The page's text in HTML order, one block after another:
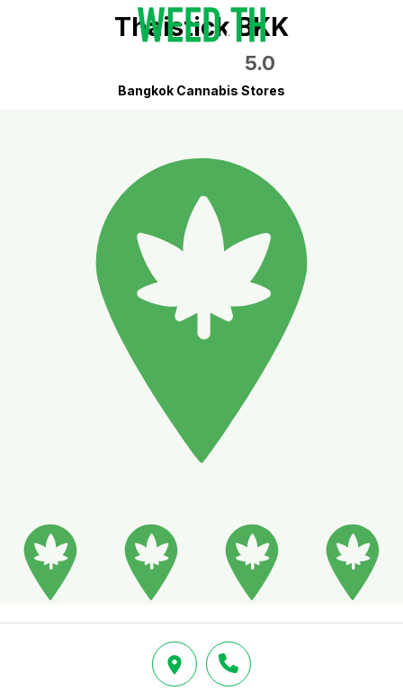
Thaistick BKK
5.0
Bangkok Cannabis Stores